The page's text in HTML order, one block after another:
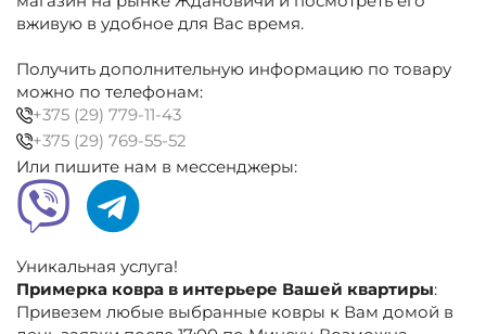
белый,
классика
вживую в удобное для Вас время.
Получить дополнительную информацию по товару
можно по телефонам:
+375 (29) 779-11-43
+375 (29) 769-55-52
Или пишите нам в мессенджеры:
Уникальная услуга!
Примерка ковра в интерьере Вашей квартиры:
Привезем любые выбранные ковры к Вам домой в